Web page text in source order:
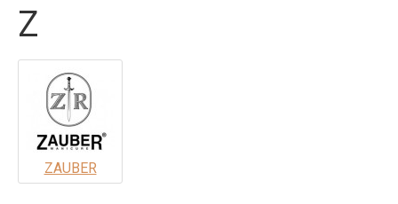
Z
ZAUBER